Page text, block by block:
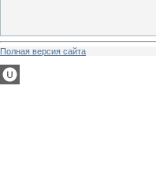
Полная версия сайта